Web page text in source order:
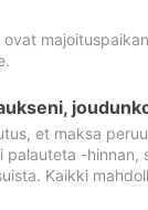
et maksa
-
Kaikki